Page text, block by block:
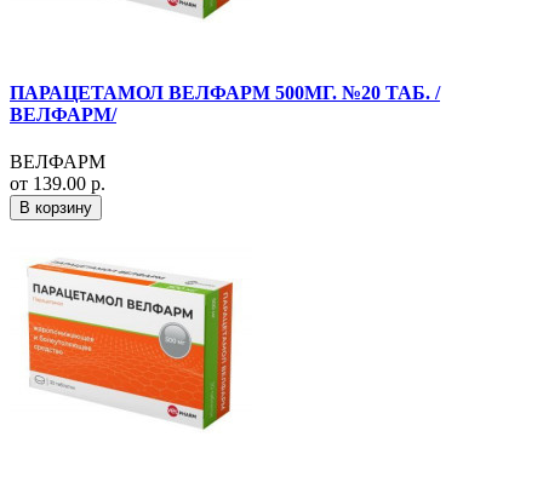
ПАРАЦЕТАМОЛ ВЕЛФАРМ 500МГ. №20 ТАБ. /
ВЕЛФАРМ/
ВЕЛФАРМ
от 139.00 р.
В корзину